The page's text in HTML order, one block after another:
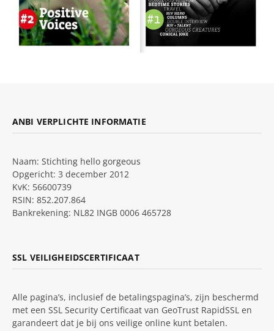
ANBI VERPLICHTE INFORMATIE
Naam: Stichting hello gorgeous
Opgericht: 3 december 2012
KvK: 56600739
RSIN: 852.207.864
Bankrekening: NL82 INGB 0006 465728
SSL VEILIGHEIDSCERTIFICAAT
Alle pagina’s, inclusief de betalingspagina’s, zijn beschermd
met een SSL Security Certificaat van GeoTrust RapidSSL en
garandeert dat je bij ons veilige online kunt betalen.